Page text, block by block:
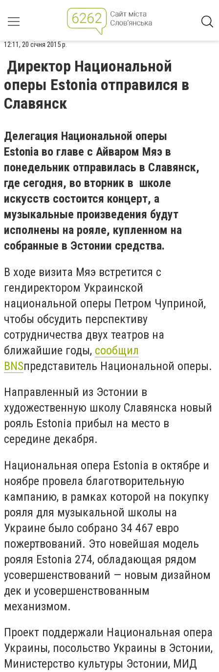
12:11, 20 січня 2015 р.
Директор Национальной
оперы Estonia отправился в
Славянск
Делегация Национальной оперы
Estonia во главе с Айваром Мяэ в
понедельник отправилась в Славянск,
где сегодня, во вторник в школе
искусств состоится концерт, а
музыкальные произведения будут
исполнены на рояле, купленном на
собранные в Эстонии средства.
В ходе визита Мяэ встретится с
гендиректором Украинской
национальной оперы Петром Чуприной,
чтобы обсудить перспективу
сотрудничества двух театров на
ближайшие годы, сообщил
BNSпредставитель Национальной оперы.
Направленный из Эстонии в
художественную школу Славянска новый
рояль Estonia прибыл на место в
середине декабря.
Национальная опера Estonia в октябре и
ноябре провела благотворительную
кампанию, в рамках которой на покупку
рояля для музыкальной школы на
Украине было собрано 34 467 евро
пожертвований. Это новейшая модель
рояля Estonia 274, обладающая рядом
усовершенствований — новым дизайном
дек и усовершенствованным
механизмом.
Проект поддержали Национальная опера
Украины, посольство Украины в Эстонии,
Министерство культуры Эстонии, МИД